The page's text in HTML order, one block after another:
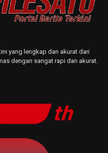
yang lengkap dan akurat dari
dengan sangat rapi dan akurat.